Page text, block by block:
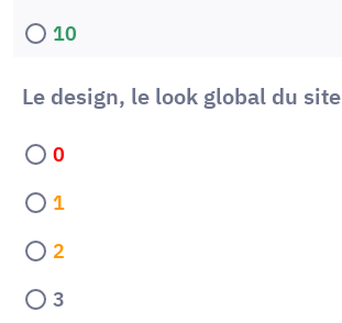
10
Le design, le look global du site
0
1
2
3